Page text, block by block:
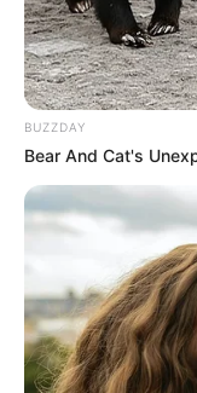
BUZZDAY
Bear And Cat's